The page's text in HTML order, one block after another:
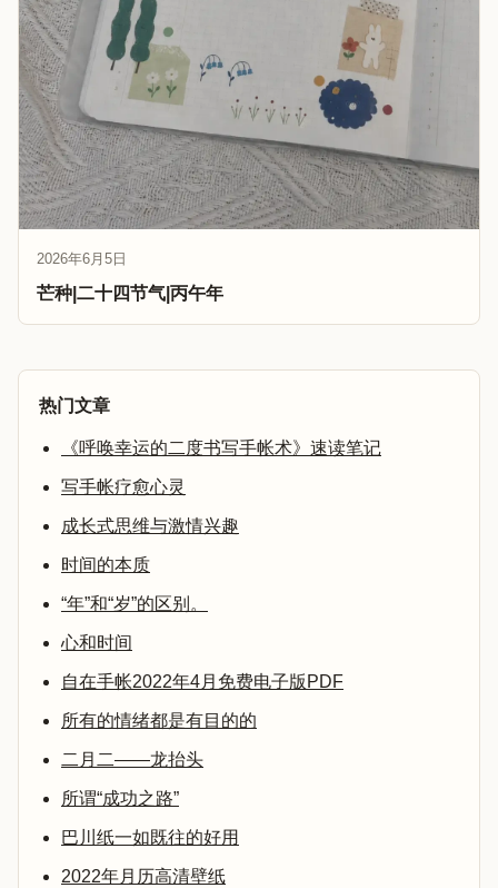
2026年6月5日
芒种|二十四节气|丙午年
热门文章
《呼唤幸运的二度书写手帐术》速读笔记
写手帐疗愈心灵
成长式思维与激情兴趣
时间的本质
“年”和“岁”的区别。
心和时间
自在手帐2022年4月免费电子版PDF
所有的情绪都是有目的的
二月二——龙抬头
所谓“成功之路”
巴川纸一如既往的好用
2022年月历高清壁纸